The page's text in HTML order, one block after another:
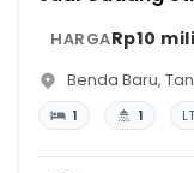
HARGARp10
Benda Baru,
1 1